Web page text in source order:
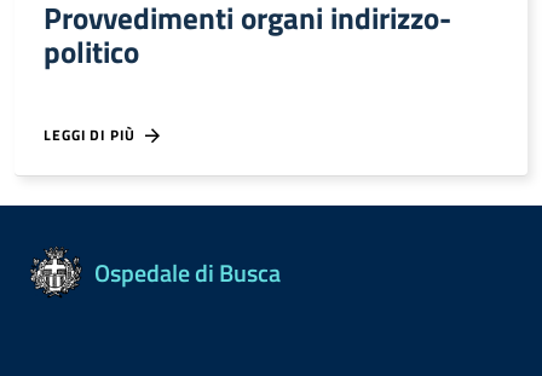
Provvedimenti organi indirizzo-
politico
LEGGI DI PIÙ
Ospedale di Busca